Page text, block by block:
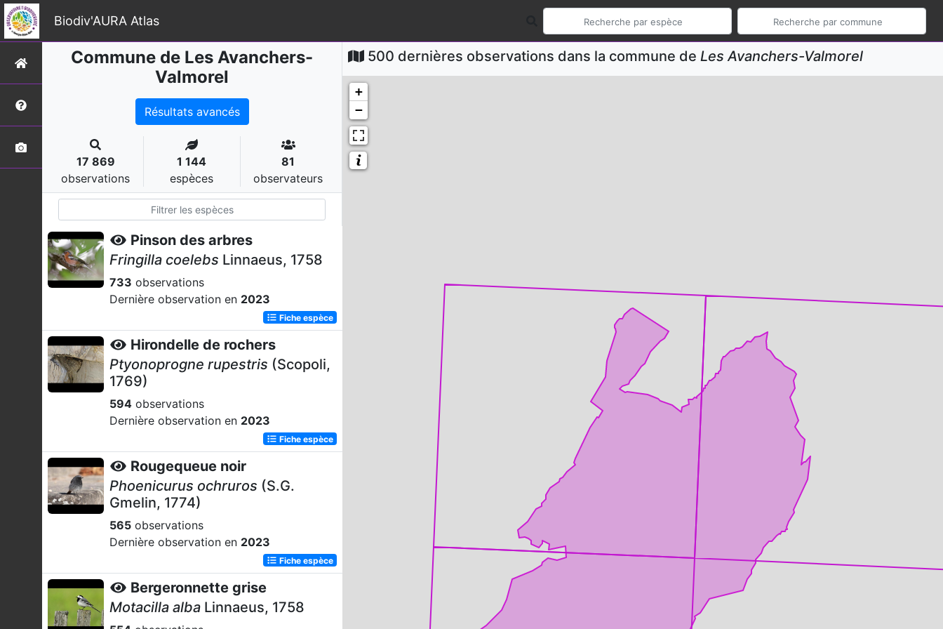
Biodiv'AURA Atlas
Commune de Les Avanchers-
Valmorel
Résultats avancés
17 869
observations
1 144
espèces
81
observateurs
Pinson des arbres
Fringilla coelebs Linnaeus, 1758
733 observations
Dernière observation en 2023
Fiche espèce
Hirondelle de rochers
Ptyonoprogne rupestris (Scopoli,
1769)
594 observations
Dernière observation en 2023
Fiche espèce
Rougequeue noir
Phoenicurus ochruros (S.G.
Gmelin, 1774)
565 observations
Dernière observation en 2023
Fiche espèce
Bergeronnette grise
Motacilla alba Linnaeus, 1758
500 dernières observations dans la commune de Les Avanchers-Valmorel
+
−